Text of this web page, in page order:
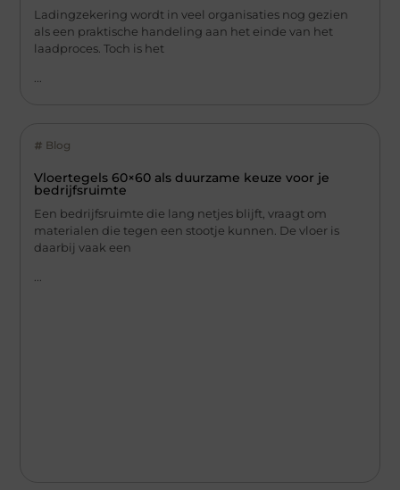
Ladingzekering wordt in veel organisaties nog gezien
als een praktische handeling aan het einde van het
laadproces. Toch is het
Blog
Vloertegels 60×60 als duurzame keuze voor je
bedrijfsruimte
Een bedrijfsruimte die lang netjes blijft, vraagt om
materialen die tegen een stootje kunnen. De vloer is
daarbij vaak een
...